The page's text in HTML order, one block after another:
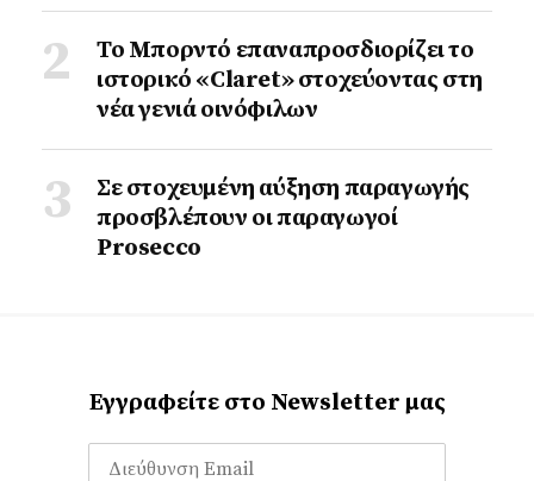
Το Μπορντό επαναπροσδιορίζει το
ιστορικό «Claret» στοχεύοντας στη
νέα γενιά οινόφιλων
Σε στοχευμένη αύξηση παραγωγής
προσβλέπουν οι παραγωγοί
Prosecco
Εγγραφείτε στο Newsletter μας